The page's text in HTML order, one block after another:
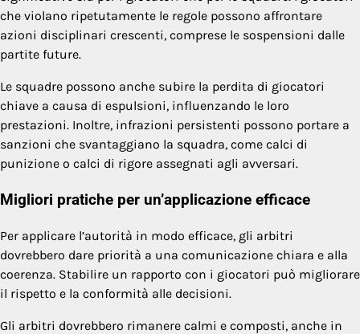
che violano ripetutamente le regole possono affrontare
azioni disciplinari crescenti, comprese le sospensioni dalle
partite future.
Le squadre possono anche subire la perdita di giocatori
chiave a causa di espulsioni, influenzando le loro
prestazioni. Inoltre, infrazioni persistenti possono portare a
sanzioni che svantaggiano la squadra, come calci di
punizione o calci di rigore assegnati agli avversari.
Migliori pratiche per un’applicazione efficace
Per applicare l’autorità in modo efficace, gli arbitri
dovrebbero dare priorità a una comunicazione chiara e alla
coerenza. Stabilire un rapporto con i giocatori può migliorare
il rispetto e la conformità alle decisioni.
Gli arbitri dovrebbero rimanere calmi e composti, anche in